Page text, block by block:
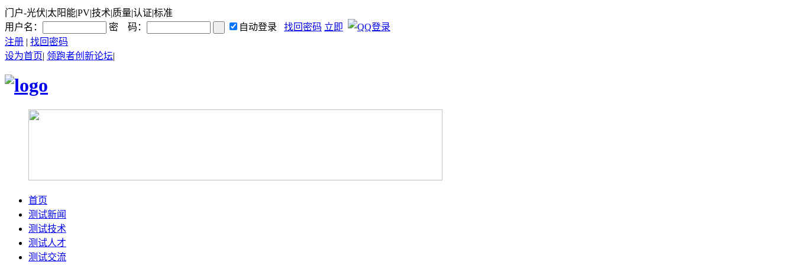
门户-光伏|太阳能|PV|技术|质量|认证|标准
用户名：
密 码： 自动登录 找回密码 立即
注册 | 找回密码
设为首页| 领跑者创新论坛|
首页
测试新闻
测试技术
测试人才
测试交流